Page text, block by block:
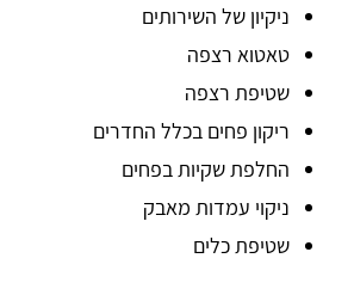
ניקיון של השירותים
טאטוא רצפה
שטיפת רצפה
ריקון פחים בכלל החדרים
החלפת שקיות בפחים
ניקוי עמדות מאבק
שטיפת כלים